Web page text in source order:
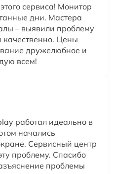
сервиса! Монитор
дни. Мастера
– выявили проблему
качественно. Цены
дружелюбное и
всем!
работал идеально в
начались
Сервисный центр
проблему. Спасибо
проблемы